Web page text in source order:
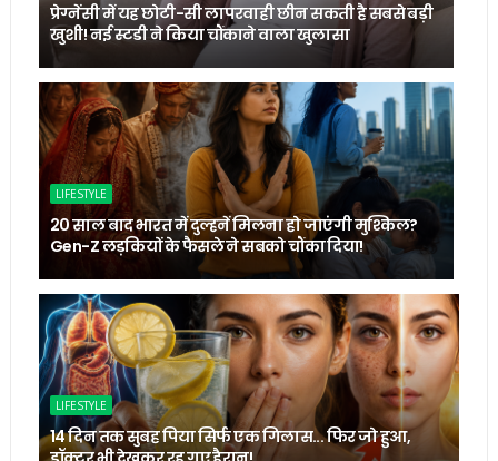
प्रेग्नेंसी में यह छोटी-सी लापरवाही छीन सकती है सबसे बड़ी
खुशी! नई स्टडी ने किया चौंकाने वाला खुलासा
LIFESTYLE
20 साल बाद भारत में दुल्हनें मिलना हो जाएंगी मुश्किल?
Gen-Z लड़कियों के फैसले ने सबको चौंका दिया!
LIFESTYLE
14 दिन तक सुबह पिया सिर्फ एक गिलास... फिर जो हुआ,